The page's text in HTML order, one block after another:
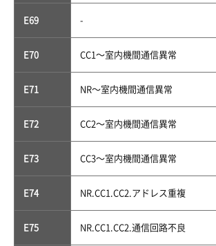
E69 -
E70 CC1〜室内機間通信異常
E71 NR〜室内機間通信異常
E72 CC2〜室内機間通信異常
E73 CC3〜室内機間通信異常
E74 NR.CC1.CC2.アドレス重複
E75 NR.CC1.CC2.通信回路不良